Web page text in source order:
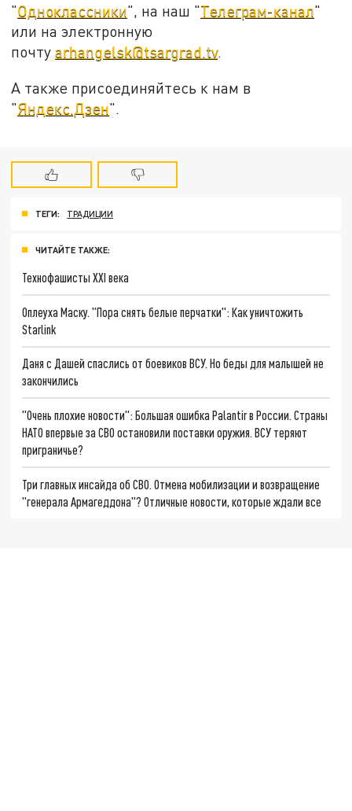
"Одноклассники", на наш "Телеграм-канал"
или на электронную
почтуarhangelsk@tsargrad.tv.
А также присоединяйтесь к нам в
"Яндекс.Дзен".
ТЕГИ: ТРАДИЦИИ
ЧИТАЙТЕ ТАКЖЕ:
Технофашисты XXI века
Оплеуха Маску. "Пора снять белые перчатки": Как уничтожить
Starlink
Даня с Дашей спаслись от боевиков ВСУ. Но беды для малышей не
закончились
"Очень плохие новости": Большая ошибка Palantir в России. Страны
НАТО впервые за СВО остановили поставки оружия. ВСУ теряют
приграничье?
Три главных инсайда об СВО. Отмена мобилизации и возвращение
"генерала Армагеддона"? Отличные новости, которые ждали все